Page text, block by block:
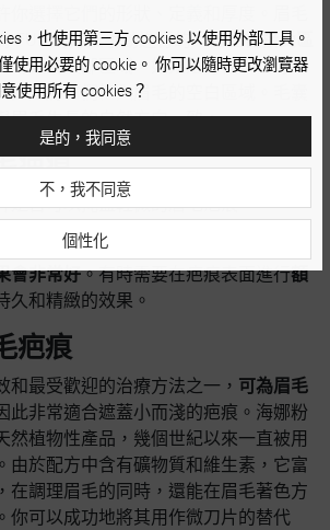
你選擇它們的形狀、定義和厚度。眉毛
FUE 的方法手動進行的。醫生從接受區
耳朵或頸部區域，如果是男性，也可以
步是將它們植入眉毛的空白區域。毛囊
眉毛生長的自然方向一致。
疤痕
是否可以掩蓋輕微的眉毛疤痕。
痕組織上沉積色素比較棘手，但由於組
會非常好。有時需要在疤痕表面進行額
久和精緻的效果。
疤痕
和最受歡迎的治療方法之一， 可為眉毛
此非常適合遮蓋小而淺的疤痕。海娜粉
然植物性產品，幾個世紀以來一直被用
由於配方中含有礦物質和維生素，它富
在調理眉毛的同時，還能在眉毛著色方
你可以成功地將其用作微刀片的替代
，也使用第三方 cookies 以使用外部工具。
使用必要的 cookie。 你可以隨時更改瀏覽器
使用所有 cookies？
是的，我同意
不，我不同意
個性化